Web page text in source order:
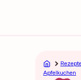
Apfelkuchen